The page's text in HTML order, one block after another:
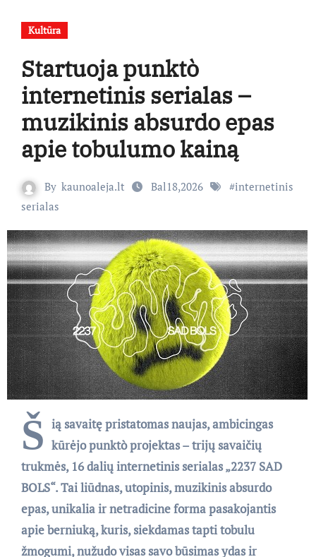
Kultūra
Startuoja punktò
internetinis serialas –
muzikinis absurdo epas
apie tobulumo kainą
By kaunoaleja.lt Bal18,2026 #internetinis
serialas
Š ią savaitę pristatomas naujas, ambicingas
kūrėjo punktò projektas – trijų savaičių
trukmės, 16 dalių internetinis serialas „2237 SAD
BOLS“. Tai liūdnas, utopinis, muzikinis absurdo
epas, unikalia ir netradicine forma pasakojantis
apie berniuką, kuris, siekdamas tapti tobulu
žmogumi, nužudo visas savo būsimas ydas ir